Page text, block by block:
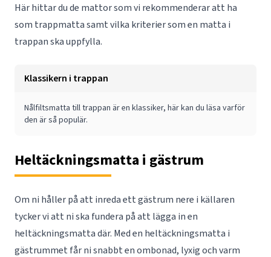
Här hittar du de mattor som vi rekommenderar att ha
som trappmattasamt vilka kriterier som en matta i
trappan ska uppfylla.
Klassikern i trappan
Nålfiltsmatta till trappan är en klassiker, härkan du läsa varför
den är så populär.
Heltäckningsmatta i gästrum
Om ni håller på att inreda ett gästrum nere i källaren
tycker vi att ni ska fundera på att lägga in en
heltäckningsmatta där. Med en heltäckningsmatta i
gästrummet får ni snabbt en ombonad, lyxig och varm